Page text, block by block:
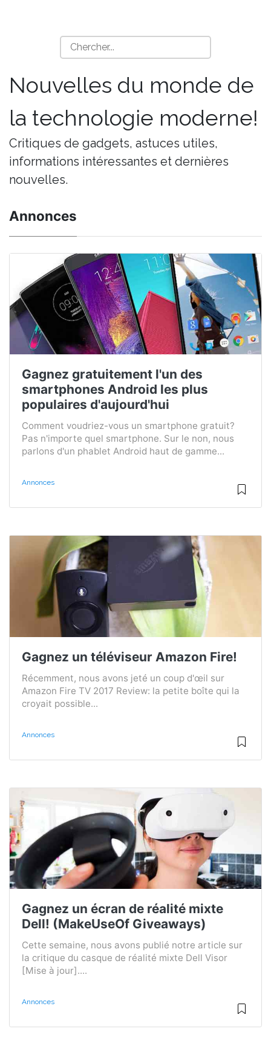
Nouvelles du monde de
la technologie moderne!
Critiques de gadgets, astuces utiles,
informations intéressantes et dernières
nouvelles.
Annonces
Gagnez gratuitement l'un des
smartphones Android les plus
populaires d'aujourd'hui
Comment voudriez-vous un smartphone gratuit?
Pas n'importe quel smartphone. Sur le non, nous
parlons d'un phablet Android haut de gamme...
Annonces
Gagnez un téléviseur Amazon Fire!
Récemment, nous avons jeté un coup d'œil sur
Amazon Fire TV 2017 Review: la petite boîte qui la
croyait possible...
Annonces
Gagnez un écran de réalité mixte
Dell! (MakeUseOf Giveaways)
Cette semaine, nous avons publié notre article sur
la critique du casque de réalité mixte Dell Visor
[Mise à jour]....
Annonces